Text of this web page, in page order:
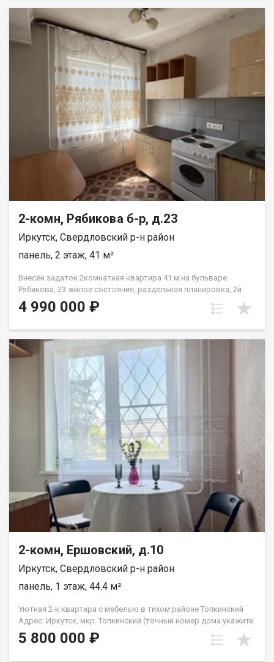
2-комн, Рябикова б-р, д.23
Иркутск, Свердловский р-н район
панель, 2 этаж, 41 м²
Внесён задаток 2комнатная квартира 41 м на бульваре
Рябикова, 23 жилое состояние, раздельная планировка, 2й
этаж Продаётся светлая и уютная двухкомнатная квартира с
удобной планировкой. Квартира готова к заселению: не
Этаж: 2 из 4. Планировка: раздельные комнаты можно
использовать как спальню и детскую, гостиную и кабинет или
по другому удобному сценарию. Состояние: жилое. Отделка:
стены: оклеены обоями; полы: частично ламинат (в жилых
комнатах), частично линолеум (на кухне и в коридоре)
практично и долговечно; окна: ПВХ-профили тепло и тихо, не
нужно менять в ближайшее время; сантехника: полностью
заменена надёжная работа без срочных вложений. Локация и
инфраструктура: в шаговой доступности школы, детские
сады, поликлиники, магазины и остановки общественного
транспорта; удобная транспортная развязка легко добраться
в любую часть города. Полная информация и бесплатная
консультация у менеджера, связавшись по телефону или
посетив наш офис расположенный по адресу: г. Иркутск, ул.
Омулевского, 20/1.
4 990 000 ₽
2-комн, Ершовский, д.10
Иркутск, Свердловский р-н район
панель, 1 этаж, 44.4 м²
Уютная 2-к квартира с мебелью в тихом районе Топкинский
Адрес: Иркутск, мкр. Топкинский (точный номер дома укажите
в параметрах) Параметры: 2-комнатная квартира | 1 этаж |
Раздельная планировка Идеальный вариант для семьи с
5 800 000 ₽